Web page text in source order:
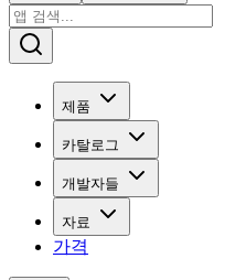
제품
카탈로그
개발자들
자료
가격